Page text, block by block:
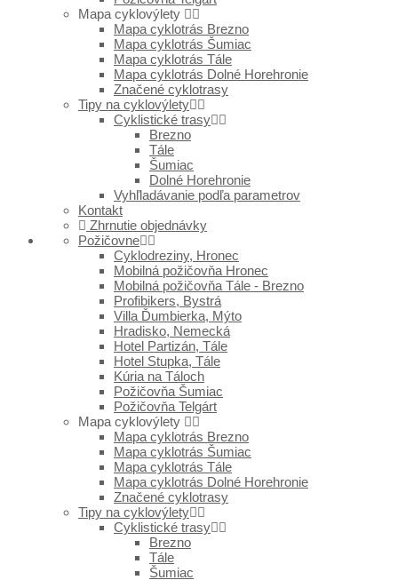
Mapa cyklovýlety
Mapa cyklotrás Brezno
Mapa cyklotrás Šumiac
Mapa cyklotrás Tále
Mapa cyklotrás Dolné Horehronie
Značené cyklotrasy
Tipy na cyklovýlety
Cyklistické trasy
Brezno
Tále
Šumiac
Dolné Horehronie
Vyhľladávanie podľa parametrov
Kontakt
Zhrnutie objednávky
Požičovne
Cyklodreziny, Hronec
Mobilná požičovňa Hronec
Mobilná požičovňa Tále - Brezno
Profibikers, Bystrá
Villa Ďumbierka, Mýto
Hradisko, Nemecká
Hotel Partizán, Tále
Hotel Stupka, Tále
Kúria na Táloch
Požičovňa Šumiac
Požičovňa Telgárt
Mapa cyklovýlety
Mapa cyklotrás Brezno
Mapa cyklotrás Šumiac
Mapa cyklotrás Tále
Mapa cyklotrás Dolné Horehronie
Značené cyklotrasy
Tipy na cyklovýlety
Cyklistické trasy
Brezno
Tále
Šumiac